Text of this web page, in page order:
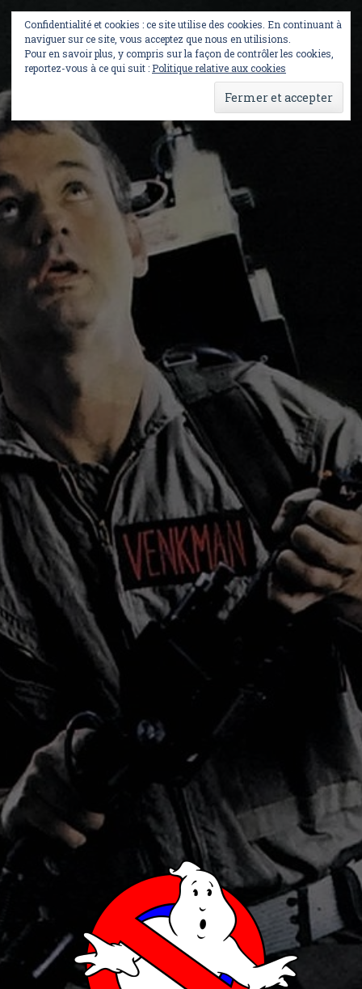
content
Confidentialité et cookies : ce site utilise des cookies. En continuant à
naviguer sur ce site, vous acceptez que nous en utilisions.
Pour en savoir plus, y compris sur la façon de contrôler les cookies,
reportez-vous à ce qui suit :Politique relative aux cookies